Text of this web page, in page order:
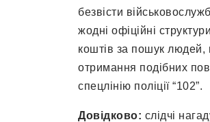
безвісти
жодні офіційні
коштів за пошук людей,
отримання подібних
спецлінію поліції “102”.
Довідково: слідчі